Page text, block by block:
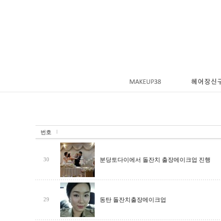
번호
30 분당토다이에서 돌잔치 출장메이크업 진행
29 동탄 돌잔치출장메이크업